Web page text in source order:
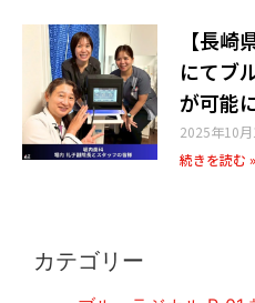
【長
にてブ
が可能
2025年10月
続きを読む »
カテゴリー